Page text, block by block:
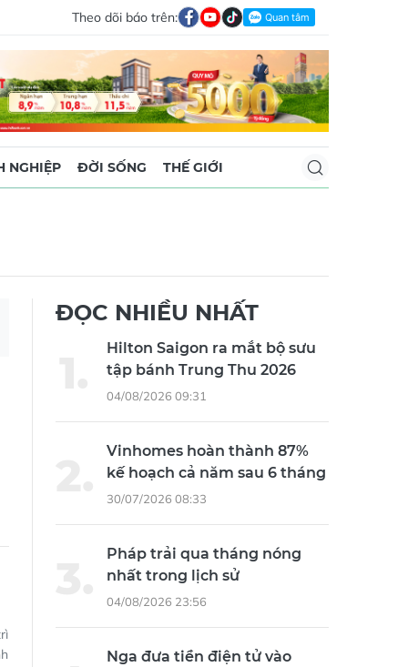
Theo dõi báo trên:
NGHIỆP ĐỜI SỐNG THẾ GIỚI
ĐỌC NHIỀU NHẤT
Hilton Saigon ra mắt bộ sưu
tập bánh Trung Thu 2026
04/08/2026 09:31
Vinhomes hoàn thành 87%
kế hoạch cả năm sau 6 tháng
30/07/2026 08:33
Pháp trải qua tháng nóng
nhất trong lịch sử
04/08/2026 23:56
Nga đưa tiền điện tử vào